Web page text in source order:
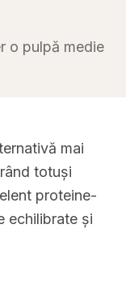
o pulpă medie
mai
totuși
proteine-
echilibrate și